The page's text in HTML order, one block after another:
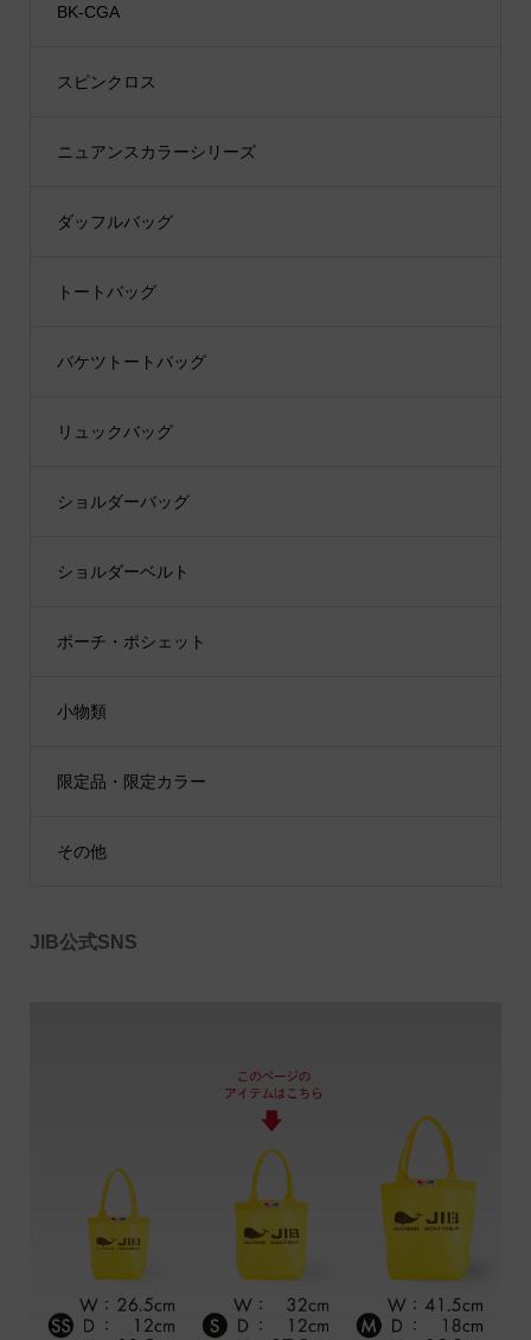
BK-CGA
スピンクロス
ニュアンスカラーシリーズ
ダッフルバッグ
トートバッグ
バケツトートバッグ
リュックバッグ
ショルダーバッグ
ショルダーベルト
ポーチ・ポシェット
小物類
限定品・限定カラー
その他
JIB公式SNS